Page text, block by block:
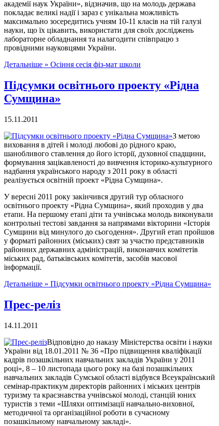
академії наук України», відзначив, що на молодь держава
покладає великі надії і зараз є унікальна можливість
максимально зосередитись учням 10-11 класів на тій галузі
науки, що їх цікавить, використати для своїх досліджень
лабораторне обладнання та налагодити співпрацю з
провідними науковцями України.
Детальніше » Осіння сесія фіз-мат школи
Підсумки освітнього проекту «Рідна
Сумщина»
15.11.2011
З метою
виховання в дітей і молоді любові до рідного краю,
шанобливого ставлення до його історії, духовної спадщини,
формування зацікавленості до вивчення історико-культурного
надбання українського народу з 2011 року в області
реалізується освітній проект «Рідна Сумщина».
У вересні 2011 року закінчився другий тур обласного
освітнього проекту «Рідна Сумщина», який проходив у два
етапи. На першому етапі діти та учнівська молодь виконували
контрольні тестові завдання за напрямами вікторини «Історія
Сумщини від минулого до сьогодення». Другий етап пройшов
у форматі районних (міських) свят за участю представників
районних державних адміністрацій, виконавчих комітетів
міських рад, батьківських комітетів, засобів масової
інформації.
Детальніше » Підсумки освітнього проекту «Рідна Сумщина»
Прес-реліз
14.11.2011
Відповідно до наказу Міністерства освіти і науки
України від 18.01.2011 № 36 «Про підвищення кваліфікації
кадрів позашкільних навчальних закладів України у 2011
році», 8 – 10 листопада цього року на базі позашкільних
навчальних закладів Сумської області відбувся Всеукраїнський
семінар-практикум директорів районних і міських центрів
туризму та краєзнавства учнівської молоді, станцій юних
туристів з теми «Шляхи оптимізації навчально-виховної,
методичної та організаційної роботи в сучасному
позашкільному навчальному закладі».